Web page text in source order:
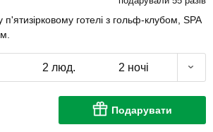
п'ятизірковому готелі з гольф-клубом, SPA
2 люд. 2 ночі
Подарувати